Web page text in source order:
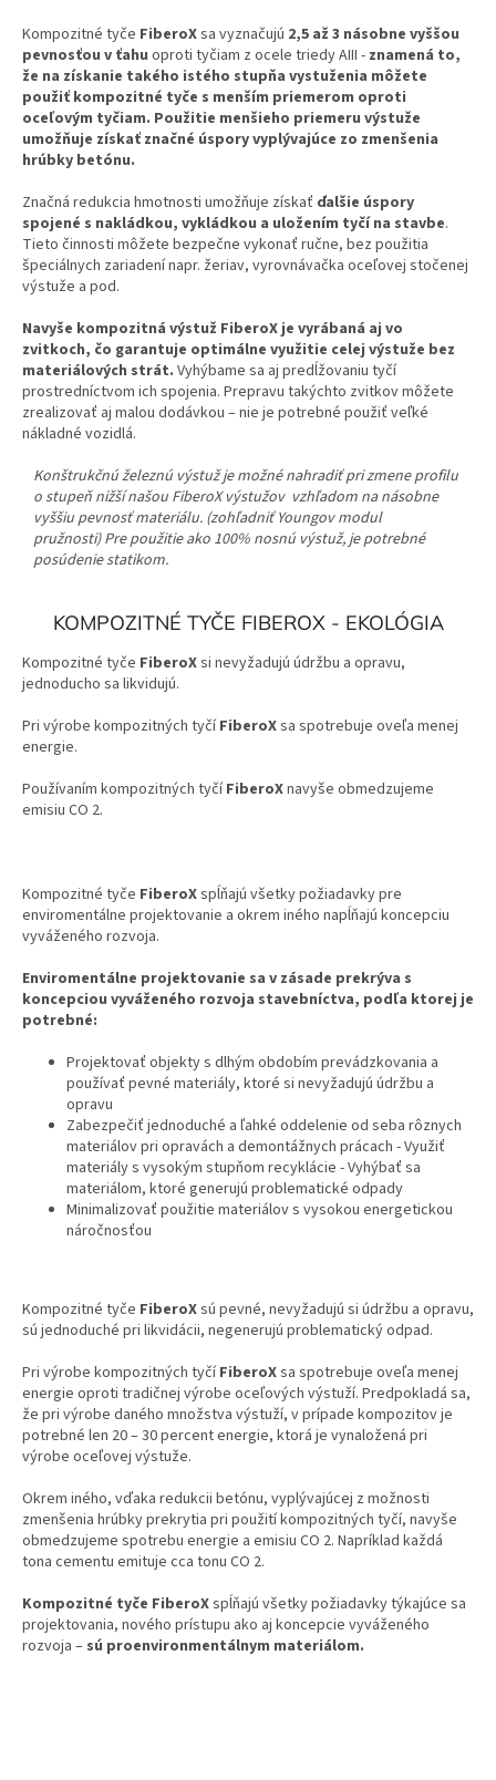
Kompozitné tyče FiberoXsa vyznačujú 2,5 až 3 násobne vyššou
pevnosťou v ťahu oproti tyčiam z ocele triedy AIII - znamená to,
že na získanie takého istého stupňa vystuženia môžete
použiť kompozitné tyče s menším priemerom oproti
oceľovým tyčiam. Použitie menšieho priemeru výstuže
umožňuje získať značné úspory vyplývajúce zo zmenšenia
hrúbky betónu.
Značná redukcia hmotnosti umožňuje získať ďalšie úspory
spojené s nakládkou, vykládkou a uložením tyčí na stavbe.
Tieto činnosti môžete bezpečne vykonať ručne, bez použitia
špeciálnych zariadení napr. žeriav, vyrovnávačka oceľovej stočenej
výstuže a pod.
Navyše kompozitná výstuž FiberoX je vyrábaná aj vo
zvitkoch, čo garantuje optimálne využitie celej výstuže bez
materiálových strát. Vyhýbame sa aj predĺžovaniu tyčí
prostredníctvom ich spojenia. Prepravu takýchto zvitkov môžete
zrealizovať aj malou dodávkou – nie je potrebné použiť veľké
nákladné vozidlá.
Konštrukčnú železnú výstuž je možné nahradiť pri zmene profilu
o stupeň nižší našou FiberoX výstužov vzhľadom na násobne
vyššiu pevnosť materiálu. (zohľadniť Youngov modul
pružnosti)Pre použitie ako 100% nosnú výstuž, je potrebné
posúdenie statikom.
KOMPOZITNÉ TYČE FIBEROX - EKOLÓGIA
Kompozitné tyče FiberoXsi nevyžadujú údržbu a opravu,
jednoducho sa likvidujú.
Pri výrobe kompozitných tyčí FiberoXsa spotrebuje oveľa menej
energie.
Používaním kompozitných tyčí FiberoXnavyše obmedzujeme
emisiu CO 2.
Kompozitné tyče FiberoXspĺňajú všetky požiadavky pre
enviromentálne projektovanie a okrem iného napĺňajú koncepciu
vyváženého rozvoja.
Enviromentálne projektovanie sa v zásade prekrýva s
koncepciou vyváženého rozvoja stavebníctva, podľa ktorej je
potrebné:
Projektovať objekty s dlhým obdobím prevádzkovania a
používať pevné materiály, ktoré si nevyžadujú údržbu a
opravu
Zabezpečiť jednoduché a ľahké oddelenie od seba rôznych
materiálov pri opravách a demontážnych prácach - Využiť
materiály s vysokým stupňom recyklácie - Vyhýbať sa
materiálom, ktoré generujú problematické odpady
Minimalizovať použitie materiálov s vysokou energetickou
náročnosťou
Kompozitné tyče FiberoXsú pevné, nevyžadujú si údržbu a opravu,
sú jednoduché pri likvidácii, negenerujú problematický odpad.
Pri výrobe kompozitných tyčí FiberoXsa spotrebuje oveľa menej
energie oproti tradičnej výrobe oceľových výstuží. Predpokladá sa,
že pri výrobe daného množstva výstuží, v prípade kompozitov je
potrebné len 20 – 30 percent energie, ktorá je vynaložená pri
výrobe oceľovej výstuže.
Okrem iného, vďaka redukcii betónu, vyplývajúcej z možnosti
zmenšenia hrúbky prekrytia pri použití kompozitných tyčí, navyše
obmedzujeme spotrebu energie a emisiu CO 2. Napríklad každá
tona cementu emituje cca tonu CO 2.
Kompozitné tyče FiberoXspĺňajú všetky požiadavky týkajúce sa
projektovania, nového prístupu ako aj koncepcie vyváženého
rozvoja – sú proenvironmentálnym materiálom.